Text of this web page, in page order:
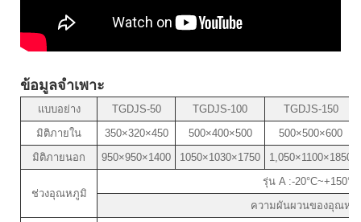
ข้อมูลจำเพาะ
แบบอย่าง TGDJS-50 TGDJS-100
TGDJS-150
มิติภายใน
350×320×450 500×400×500
500×500×600
มิติภายนอก
950×950×1400 1050×1030×1750 1,050×1100×1850
ช่วงอุณหภูมิ
รุ่น A :-
ความผันผวนของอุณหภู